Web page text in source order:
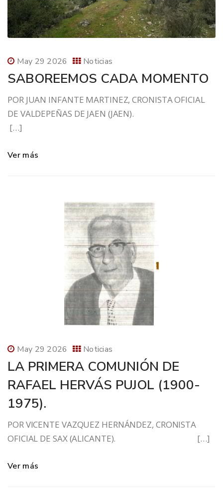
May 29 2026 Noticias
SABOREEMOS CADA MOMENTO
POR JUAN INFANTE MARTINEZ, CRONISTA OFICIAL
DE VALDEPEÑAS DE JAEN (JAEN).
[…]
Ver más
May 29 2026 Noticias
LA PRIMERA COMUNIÓN DE
RAFAEL HERVÁS PUJOL (1900-
1975).
POR VICENTE VAZQUEZ HERNÁNDEZ, CRONISTA
OFICIAL DE SAX (ALICANTE). […]
Ver más